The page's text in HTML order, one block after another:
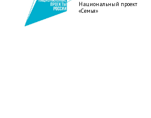
Национальный проект
«Семья»